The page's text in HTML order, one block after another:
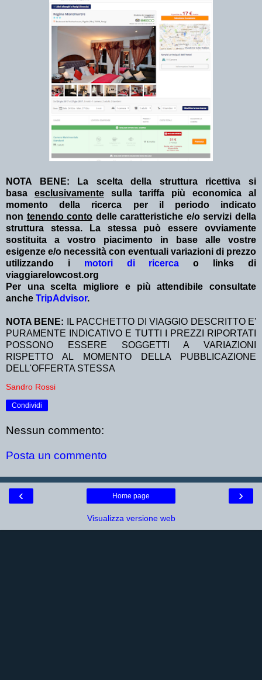
NOTA BENE: La scelta della struttura ricettiva si
basa esclusivamente sulla tariffa più economica al
momento della ricerca per il periodo indicato
non tenendo conto delle caratteristiche e/o servizi della
struttura stessa. La stessa può essere ovviamente
sostituita a vostro piacimento in base alle vostre
esigenze e/o necessità con eventuali variazioni di prezzo
utilizzando i motori di ricerca o links di
viaggiarelowcost.org
Per una scelta migliore e più attendibile consultate
anche TripAdvisor.
NOTA BENE:
IL PACCHETTO DI VIAGGIO DESCRITTO E'
PURAMENTE INDICATIVO E TUTTI I PREZZI RIPORTATI
POSSONO ESSERE SOGGETTI A VARIAZIONI
RISPETTO AL MOMENTO DELLA PUBBLICAZIONE
DELL'OFFERTA STESSA
Sandro Rossi
Condividi
Nessun commento:
Posta un commento
‹ ›
Home page
Visualizza versione web